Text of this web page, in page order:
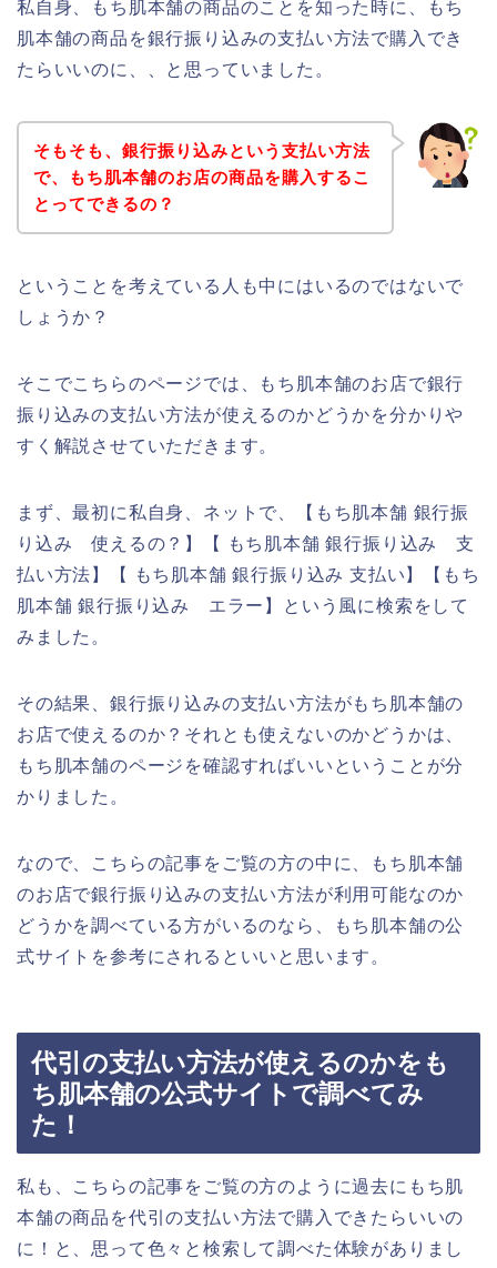
私自身、もち肌本舗の商品のことを知った時に、もち
肌本舗の商品を銀行振り込みの支払い方法で購入でき
たらいいのに、、と思っていました。
そもそも、銀行振り込みという支払い方法
で、もち肌本舗のお店の商品を購入するこ
とってできるの？
ということを考えている人も中にはいるのではないで
しょうか？
そこでこちらのページでは、もち肌本舗のお店で銀行
振り込みの支払い方法が使えるのかどうかを分かりや
すく解説させていただきます。
まず、最初に私自身、ネットで、【もち肌本舗 銀行振
り込み 使えるの？】【 もち肌本舗 銀行振り込み 支
払い方法】【 もち肌本舗 銀行振り込み 支払い】【もち
肌本舗 銀行振り込み エラー】という風に検索をして
みました。
その結果、銀行振り込みの支払い方法がもち肌本舗の
お店で使えるのか？それとも使えないのかどうかは、
もち肌本舗のページを確認すればいいということが分
かりました。
なので、こちらの記事をご覧の方の中に、もち肌本舗
のお店で銀行振り込みの支払い方法が利用可能なのか
どうかを調べている方がいるのなら、もち肌本舗の公
式サイトを参考にされるといいと思います。
代引の支払い方法が使えるのかをも
ち肌本舗の公式サイトで調べてみ
た！
私も、こちらの記事をご覧の方のように過去にもち肌
本舗の商品を代引の支払い方法で購入できたらいいの
に！と、思って色々と検索して調べた体験がありまし